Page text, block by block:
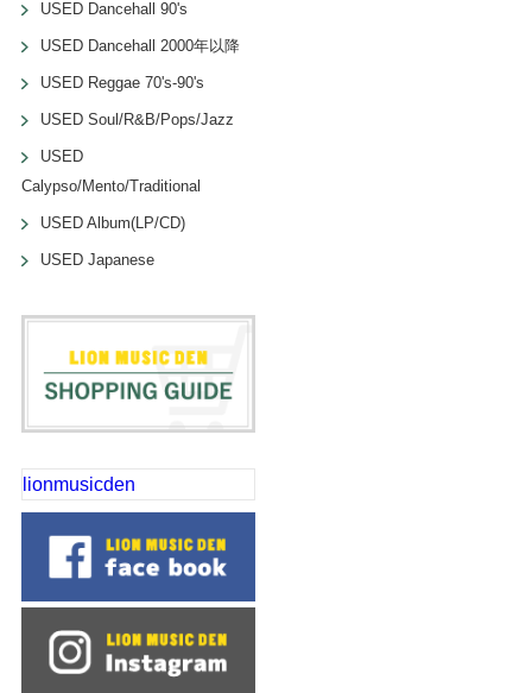
USED Dancehall 90's
USED Dancehall 2000年以降
USED Reggae 70's-90's
USED Soul/R&B/Pops/Jazz
USED
Calypso/Mento/Traditional
USED Album(LP/CD)
USED Japanese
lionmusicden